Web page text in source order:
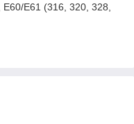
E61 (316, 320, 328,